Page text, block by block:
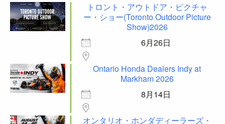
トロント・アウトドア・ピクチャ
ー・ショー(Toronto Outdoor Picture
Show)2026
6月26日
Ontario Honda Dealers Indy at
Markham 2026
8月14日
オンタリオ・ホンダディーラーズ・